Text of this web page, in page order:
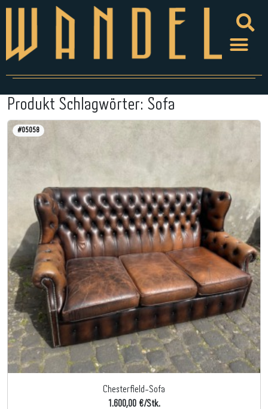
Produkt Schlagwörter: Sofa
#05058
Chesterfield-Sofa
1.600,00 €/Stk.